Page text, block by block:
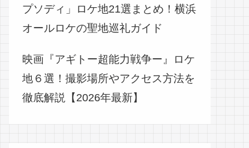
プソディ」ロケ地21選まとめ！横浜
オールロケの聖地巡礼ガイド
映画『アギトー超能力戦争ー』ロケ
地６選！撮影場所やアクセス方法を
徹底解説【2026年最新】